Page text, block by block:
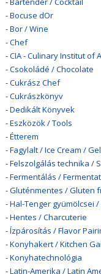
-Bocuse dOr
-Bor / Wine
-Chef
-CIA - Culinary Institut of
-Csokoládé / Chocolate
-Cukrász Chef
-Cukrászkönyv
-Dedikált Könyvek
-Eszközök / Tools
-Étterem
-Fagylalt / Ice Cream /
-Felszolgálás technika /
-Fermentálás /
-Gluténmentes / Gluten
-Hal-Tenger gyümölcsei
-Hentes / Charcuterie
-Ízpárosítás / Flavor
-Konyhakert / Kitchen
-Konyhatechnológia
-Latin-Amerika / Latin